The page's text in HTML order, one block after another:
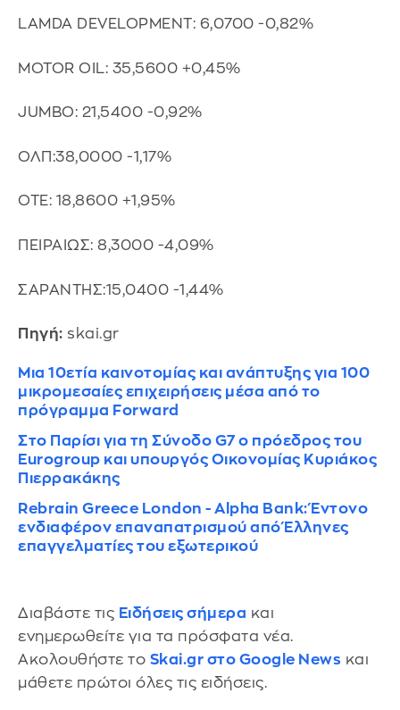
LAMDA DEVELOPMENT: 6,0700 -0,82%
MOTOR OIL: 35,5600 +0,45%
JUMBO: 21,5400 -0,92%
ΟΛΠ:38,0000 -1,17%
ΟΤΕ: 18,8600 +1,95%
ΠΕΙΡΑΙΩΣ: 8,3000 -4,09%
ΣΑΡΑΝΤΗΣ:15,0400 -1,44%
Πηγή: skai.gr
Μια 10ετία καινοτομίας και ανάπτυξης για 100
μικρομεσαίες επιχειρήσεις μέσα από το
πρόγραμμα Forward
Στο Παρίσι για τη Σύνοδο G7 ο πρόεδρος του
Eurogroup και υπουργός Οικονομίας Κυριάκος
Πιερρακάκης
Rebrain Greece London - Alpha Bank: Έντονο
ενδιαφέρον επαναπατρισμού από Έλληνες
επαγγελματίες του εξωτερικού
Διαβάστε τις Ειδήσεις σήμερα και
ενημερωθείτε για τα πρόσφατα νέα.
Ακολουθήστε το Skai.gr στο Google News και
μάθετε πρώτοι όλες τις ειδήσεις.